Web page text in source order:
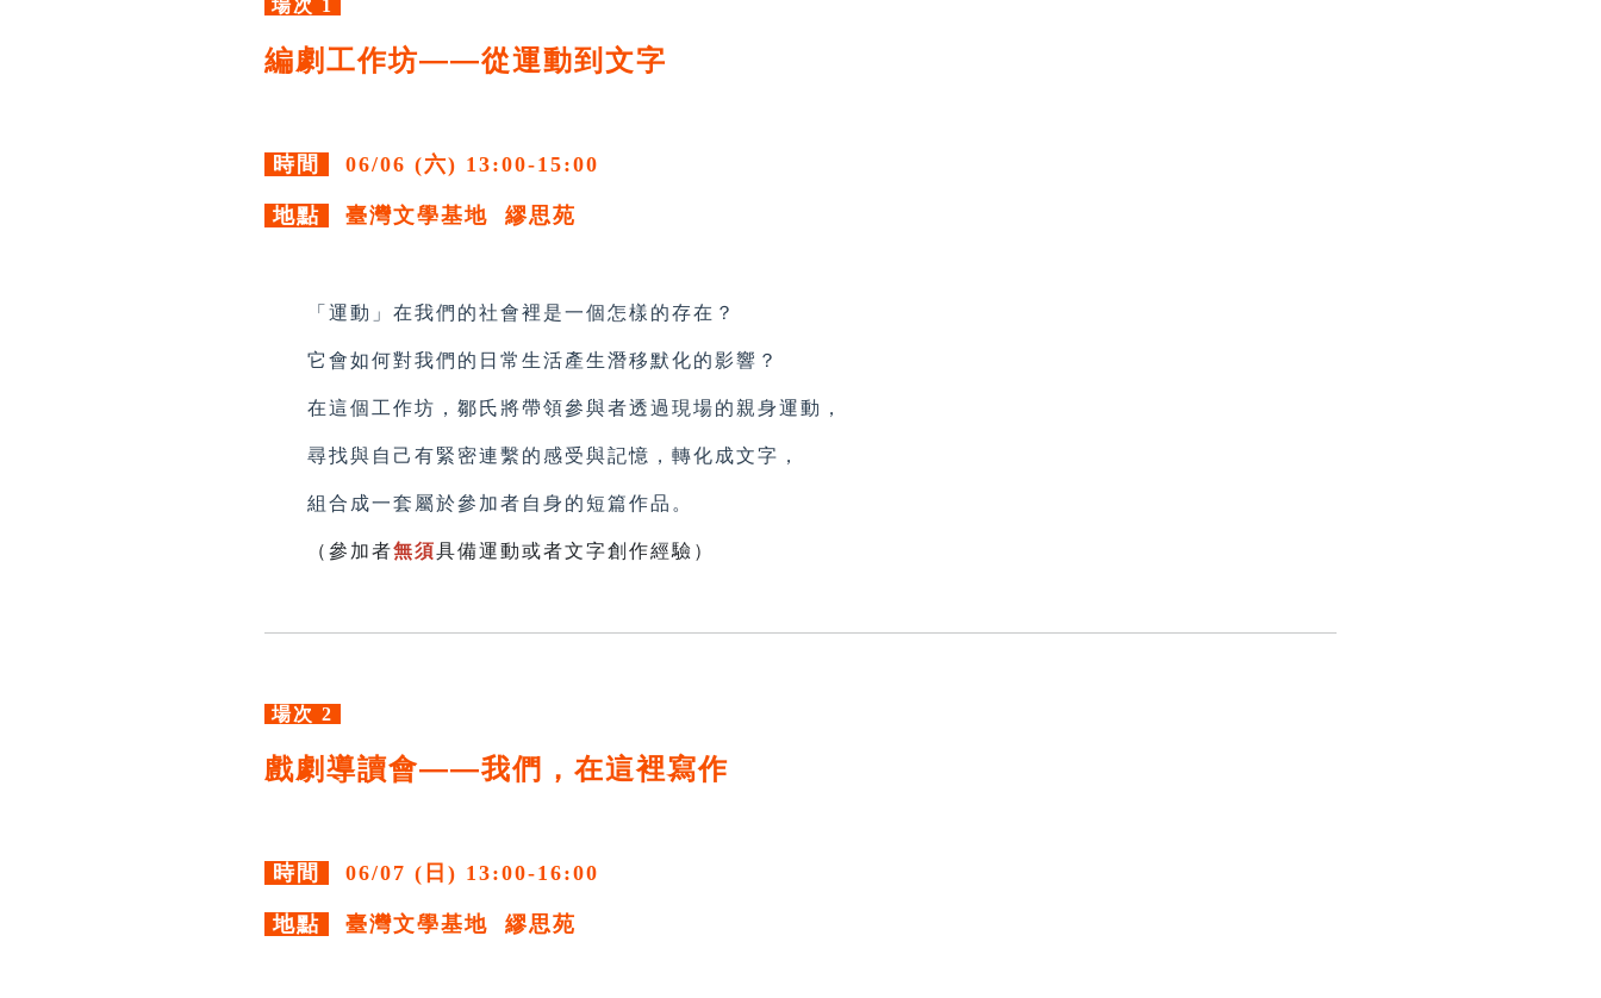
場次 1
編劇工作坊——從運動到文字
時間 06/06 (六) 13:00-15:00
地點 臺灣文學基地 繆思苑
「運動」在我們的社會裡是一個怎樣的存在？
它會如何對我們的日常生活產生潛移默化的影響？
在這個工作坊，鄒氏將帶領參與者透過現場的親身運動，
尋找與自己有緊密連繫的感受與記憶，轉化成文字，
組合成一套屬於參加者自身的短篇作品。
（參加者無須具備運動或者文字創作經驗）
場次 2
戲劇導讀會——我們，在這裡寫作
時間 06/07 (日) 13:00-16:00
地點 臺灣文學基地 繆思苑